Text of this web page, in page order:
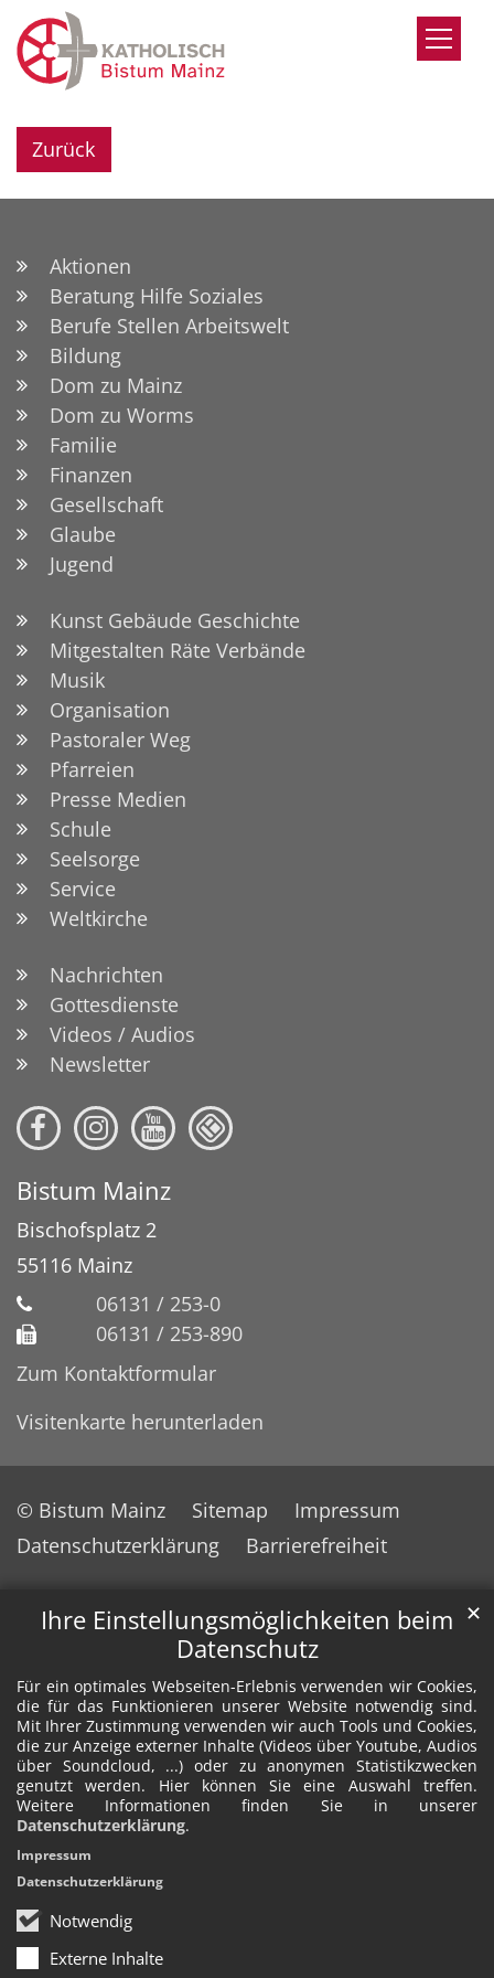
Ihre Einstellungsmöglichkeiten beim
Datenschutz
Für ein optimales Webseiten-Erlebnis verwenden wir Cookies,
die für das Funktionieren unserer Website notwendig sind.
Mit Ihrer Zustimmung verwenden wir auch Tools und Cookies,
die zur Anzeige externer Inhalte (Videos über Youtube, Audios
über Soundcloud, ...) oder zu anonymen Statistikzwecken
genutzt werden. Hier können Sie eine Auswahl treffen.
Weitere Informationen finden Sie in unserer
Datenschutzerklärung.
Notwendig
Externe Inhalte
✕
Impressum
Datenschutzerklärung
Zum Inhalt springen
Zurück
Aktionen
Beratung Hilfe Soziales
Berufe Stellen Arbeitswelt
Bildung
Dom zu Mainz
Dom zu Worms
Familie
Finanzen
Gesellschaft
Glaube
Jugend
Kunst Gebäude Geschichte
Mitgestalten Räte Verbände
Musik
Organisation
Pastoraler Weg
Pfarreien
Presse Medien
Schule
Seelsorge
Service
Weltkirche
Nachrichten
Gottesdienste
Videos / Audios
Newsletter
Bistum Mainz
Bischofsplatz 2
55116 Mainz
06131 / 253-0
06131 / 253-890
Zum Kontaktformular
Visitenkarte herunterladen
© Bistum Mainz Sitemap
Impressum
Datenschutzerklärung
Barrierefreiheit